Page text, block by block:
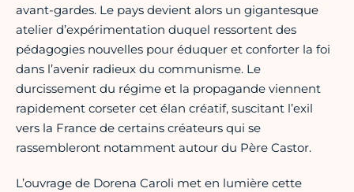
avant-gardes. Le pays devient alors un gigantesque
atelier d’expérimentation duquel ressortent des
pédagogies nouvelles pour éduquer et conforter la foi
dans l’avenir radieux du communisme. Le
durcissement du régime et la propagande viennent
rapidement corseter cet élan créatif, suscitant l’exil
vers la France de certains créateurs qui se
rassembleront notamment autour du Père Castor.
L’ouvrage de Dorena Caroli met en lumière cette